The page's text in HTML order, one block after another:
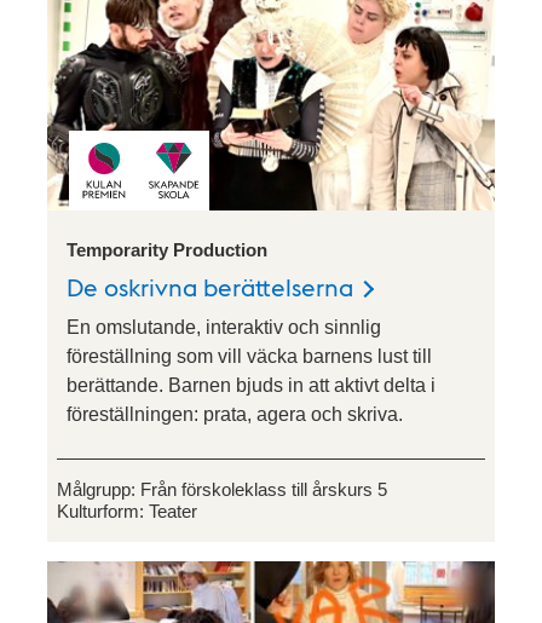
Temporarity Production
De oskrivna berättelserna
En omslutande, interaktiv och sinnlig
föreställning som vill väcka barnens lust till
berättande. Barnen bjuds in att aktivt delta i
föreställningen: prata, agera och skriva.
Målgrupp: Från förskoleklass till årskurs 5
Kulturform: Teater